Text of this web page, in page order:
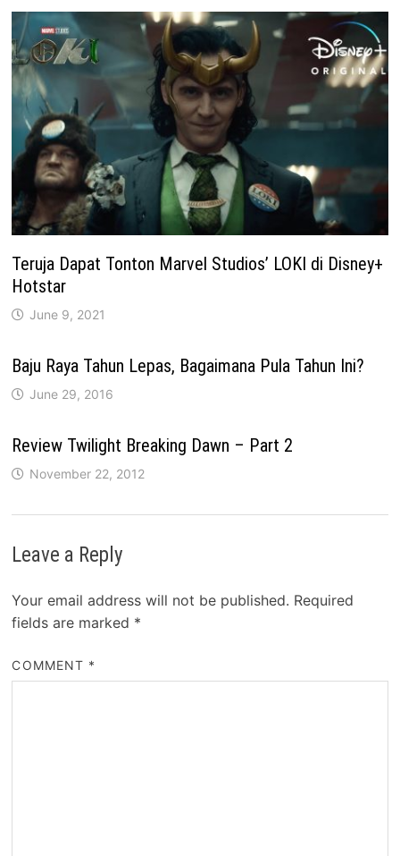
Teruja Dapat Tonton Marvel Studios’ LOKI di Disney+
Hotstar
June 9, 2021
Baju Raya Tahun Lepas, Bagaimana Pula Tahun Ini?
June 29, 2016
Review Twilight Breaking Dawn – Part 2
November 22, 2012
Leave a Reply
Your email address will not be published. Required
fields are marked *
COMMENT *